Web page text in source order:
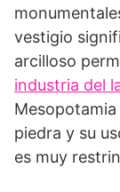
vestigio
arcilloso
industria del
piedra y su
es muy